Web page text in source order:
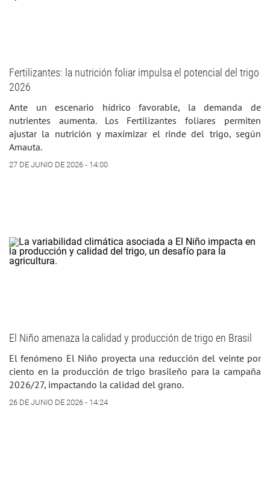
Fertilizantes: la nutrición foliar impulsa el potencial del trigo
2026
Ante un escenario hídrico favorable, la demanda de
nutrientes aumenta. Los Fertilizantes foliares permiten
ajustar la nutrición y maximizar el rinde del trigo, según
Amauta.
27 DE JUNIO DE 2026 - 14:00
El Niño amenaza la calidad y producción de trigo en Brasil
El fenómeno El Niño proyecta una reducción del veinte por
ciento en la producción de trigo brasileño para la campaña
2026/27, impactando la calidad del grano.
26 DE JUNIO DE 2026 - 14:24